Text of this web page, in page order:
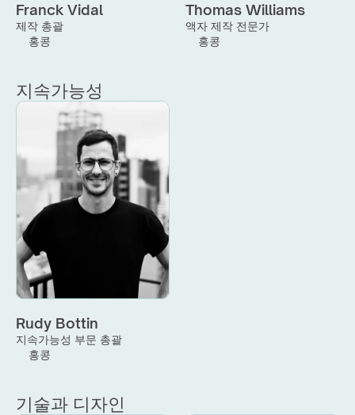
Franck Vidal
제작 총괄
홍콩
Thomas Williams
액자 제작 전문가
홍콩
지속가능성
Rudy Bottin
지속가능성 부문 총괄
홍콩
기술과 디자인